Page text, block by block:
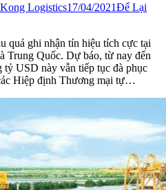
Logistics17/04/2021Để Lại
quả ghi nhận tín hiệu tích cực tại
Trung Quốc. Dự báo, từ nay đến
tỷ USD này vẫn tiếp tục đà phục
Hiệp định Thương mại tự…